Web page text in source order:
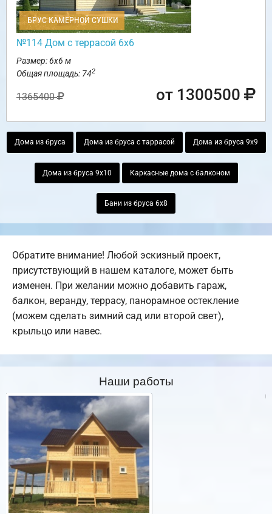
БРУС КАМЕРНОЙ СУШКИ
№114 Дом с террасой 6х6
Размер: 6х6 м
Общая площадь: 742
1365400 от 1300500
Дома из бруса Дома из бруса с таррасой Дома из бруса 9х9
Дома из бруса 9х10 Каркасные дома с балконом
Бани из бруса 6х8
Обратите внимание! Любой эскизный проект,
присутствующий в нашем каталоге, может быть
изменен. При желании можно добавить гараж,
балкон, веранду, террасу, панорамное остекление
(можем сделать зимний сад или второй свет),
крыльцо или навес.
Наши работы